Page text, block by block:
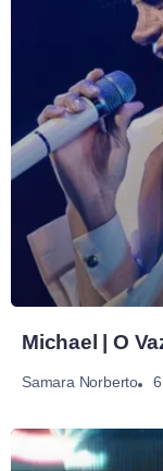
Michael | O
Samara Norberto